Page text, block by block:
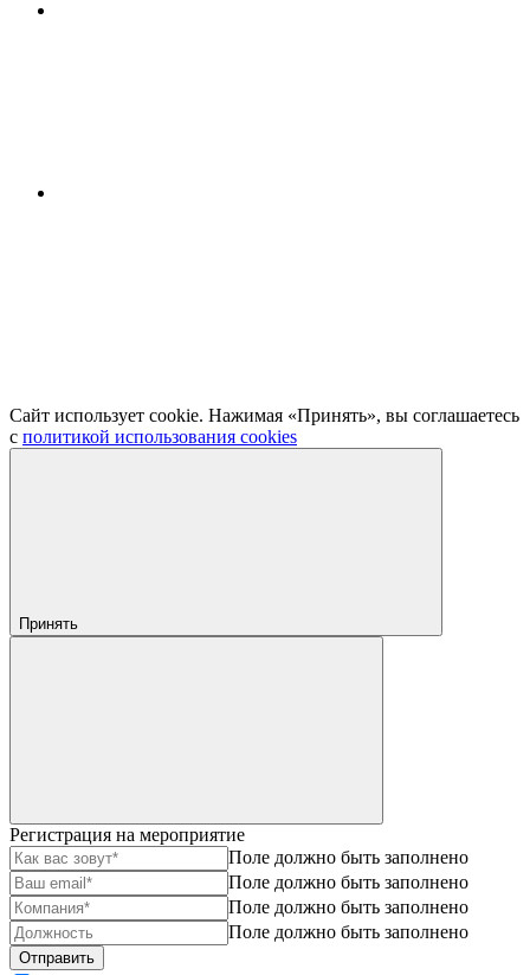
Сайт использует cookie. Нажимая «Принять», вы соглашаетесь
с политикой использования cookies
Принять
Регистрация на мероприятие
Поле должно быть заполнено
Поле должно быть заполнено
Поле должно быть заполнено
Поле должно быть заполнено
Отправить